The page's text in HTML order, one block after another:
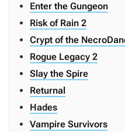
Enter the Gungeon
Risk of Rain 2
Crypt of the
Rogue Legacy 2
Slay the Spire
Returnal
Hades
Vampire Survivors